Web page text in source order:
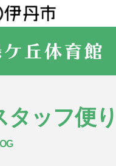
タッフ便り